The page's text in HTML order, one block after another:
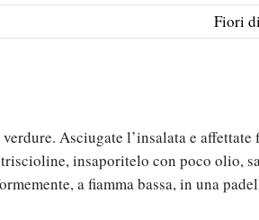
Fiori
Asciugate l’insalata e
insaporitelo con poco olio,
a fiamma bassa, in una